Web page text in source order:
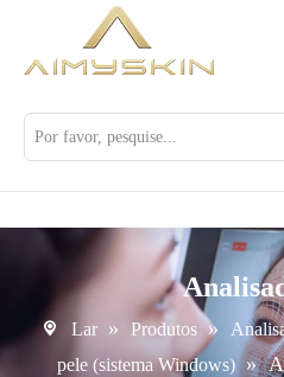
Lar » Produtos »
pele (sistema Windows) »